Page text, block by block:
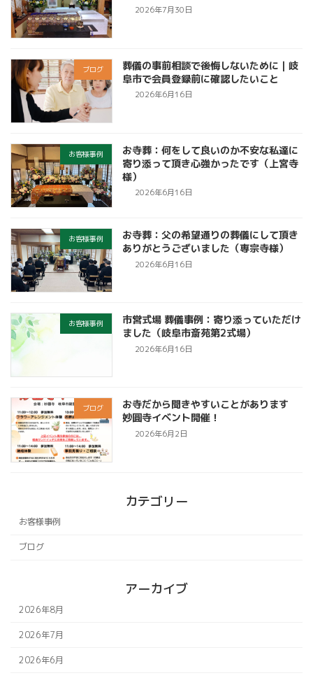
2026年7月30日
ブログ
葬儀の事前相談で後悔しないために｜岐
阜市で会員登録前に確認したいこと
2026年6月16日
お客様事例
お寺葬：何をして良いのか不安な私達に
寄り添って頂き心強かったです（上宮寺
様）
2026年6月16日
お客様事例
お寺葬：父の希望通りの葬儀にして頂き
ありがとうございました（専宗寺様）
2026年6月16日
お客様事例
市営式場 葬儀事例：寄り添っていただけ
ました（岐阜市斎苑第2式場）
2026年6月16日
ブログ
お寺だから聞きやすいことがあります
妙圓寺イベント開催！
2026年6月2日
カテゴリー
お客様事例
ブログ
アーカイブ
2026年8月
2026年7月
2026年6月